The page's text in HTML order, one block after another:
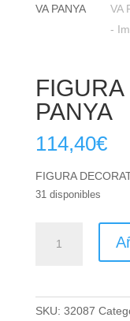
FIGURA
PANYA
114,40€
FIGURA
31 disponibles
DECORATIVA
SKU: 32087